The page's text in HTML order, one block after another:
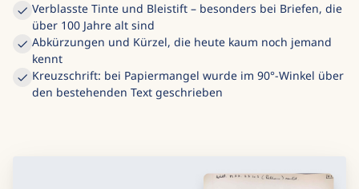
Verblasste Tinte und Bleistift – besonders bei Briefen, die
über 100 Jahre alt sind
Abkürzungen und Kürzel, die heute kaum noch jemand
kennt
Kreuzschrift: bei Papiermangel wurde im 90°-Winkel über
den bestehenden Text geschrieben